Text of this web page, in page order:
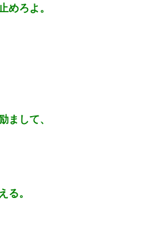
めろよ。
まして、
る。